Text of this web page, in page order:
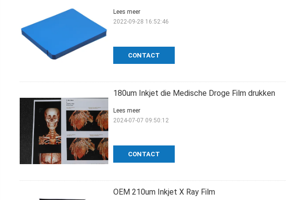
CONTACT
Lees meer
2022-09-28 16:52:46
180um Inkjet die Medische Droge Film drukken
CONTACT
Lees meer
2024-07-07 09:50:12
OEM 210um Inkjet X Ray Film